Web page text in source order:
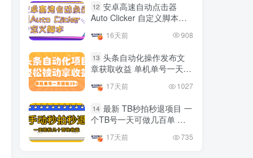
12 安卓高速自动点击器
Auto Clicker 自定义脚本、
工具16天前 908
13 头条自动化操作发布文
章获取收益 单机单号一天下
17天前 1027
14 最新 TB秒拍秒退项目 一
个TB号一天可做几百单 单
17天前 735